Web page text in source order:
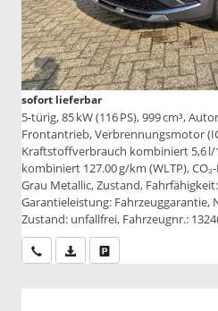
sofort lieferbar
5-türig, 85 kW (116 PS), 999 cm³,
Frontantrieb, Verbrennungsmotor
Kraftstoffverbrauch kombiniert 5,6 l/
kombiniert 127.00 g/km (WLTP),
Grau Metallic, Zustand,
Garantieleistung: Fahrzeuggarantie,
Zustand: unfallfrei, Fahrzeugnr.:
Wir rufen Sie anPDF-Datei, Fahrzeugexposé